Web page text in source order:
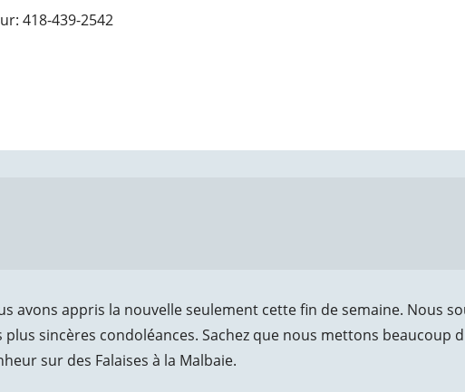
418-439-2542
avons appris la nouvelle seulement cette fin de semaine. Nous
plus sincères condoléances. Sachez que nous mettons beaucoup
sur des Falaises à la Malbaie.